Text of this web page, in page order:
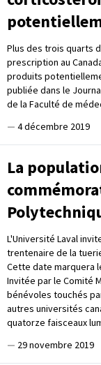
Plus des trois quarts
prescription au
produits
publiée dans le
de la Faculté de
— 4 décembre 2019
La
L'Université Laval
trentenaire de la
Cette date marquera
Invitée par le Comité
bénévoles touchés
autres universités
quatorze faisceaux
— 29 novembre 2019